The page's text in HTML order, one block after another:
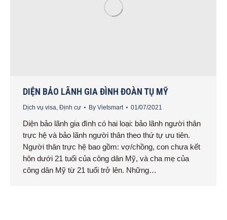
DIỆN BẢO LÃNH GIA ĐÌNH ĐOÀN TỤ MỸ
Dịch vụ visa, Định cư By Vietsmart 01/07/2021
Diện bảo lãnh gia đình có hai loại: bảo lãnh người thân
trực hệ và bảo lãnh người thân theo thứ tự ưu tiên.
Người thân trực hệ bao gồm: vợ/chồng, con chưa kết
hôn dưới 21 tuổi của công dân Mỹ, và cha mẹ của
công dân Mỹ từ 21 tuổi trở lên. Những…